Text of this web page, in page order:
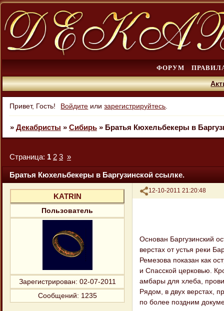
ФОРУМ
Привет, Гость! Войдите илизарегистрируйтесь
» Декабристы » Сибирь » Братья Кюхельбекеры в
Братья Кюхельбекеры в Баргузинской ссылке.
Страница: 1 2 3 »
Поделиться
12-10-2011 21:20:48
KATRIN
Пользователь
Зарегистрирован: 02-07-2011
Сообщений: 1235
Основан Баргузинский
верстах от устья реки
Ремезова показан как
и Спасской церковью.
амбары для хлеба,
Рядом, в двух верстах,
по более поздним